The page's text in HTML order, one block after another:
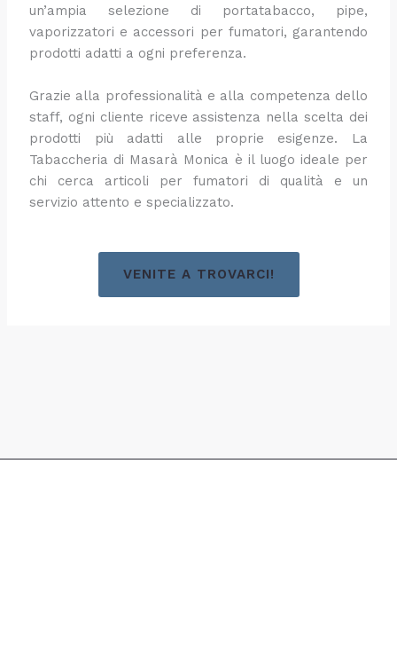
un’ampia selezione di portatabacco, pipe,
vaporizzatori e accessori per fumatori, garantendo
prodotti adatti a ogni preferenza.
Grazie alla professionalità e alla competenza dello
staff, ogni cliente riceve assistenza nella scelta dei
prodotti più adatti alle proprie esigenze. La
Tabaccheria di Masarà Monica è il luogo ideale per
chi cerca articoli per fumatori di qualità e un
servizio attento e specializzato.
VENITE A TROVARCI!